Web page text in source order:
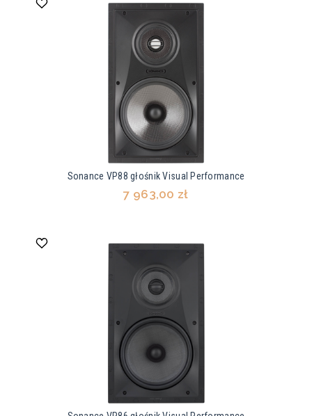
Sonance VP88 głośnik Visual Performance
7 963,00 zł